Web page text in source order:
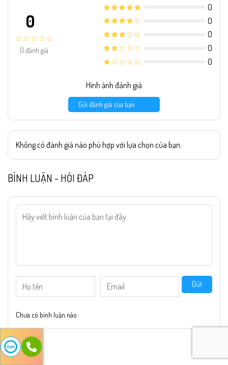
0
0 đánh giá
0
0
0
0
0
Hình ảnh đánh giá
Gửi đánh giá của bạn
Không có đánh giá nào phù hợp với lựa chọn của bạn.
BÌNH LUẬN - HỎI ĐÁP
Gửi
Chưa có bình luận nào